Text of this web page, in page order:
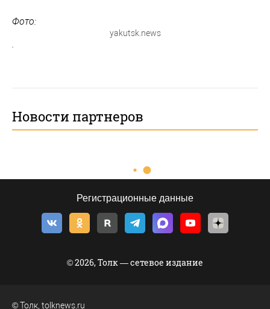
Фото:
yakutsk.news
.
Новости партнеров
Регистрационные данные
© 2026, Толк — сетевое издание
©Толк tolknews.ru